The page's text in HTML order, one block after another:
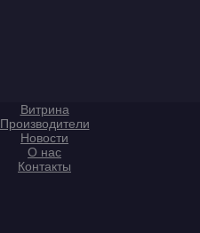
Витрина
Производители
Новости
О нас
Контакты